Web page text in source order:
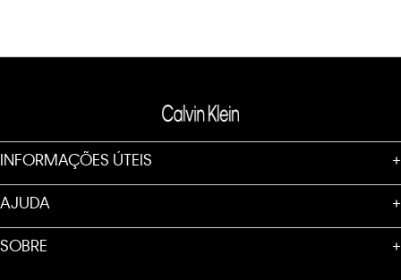
INFORMAÇÕES ÚTEIS +
AJUDA +
SOBRE +